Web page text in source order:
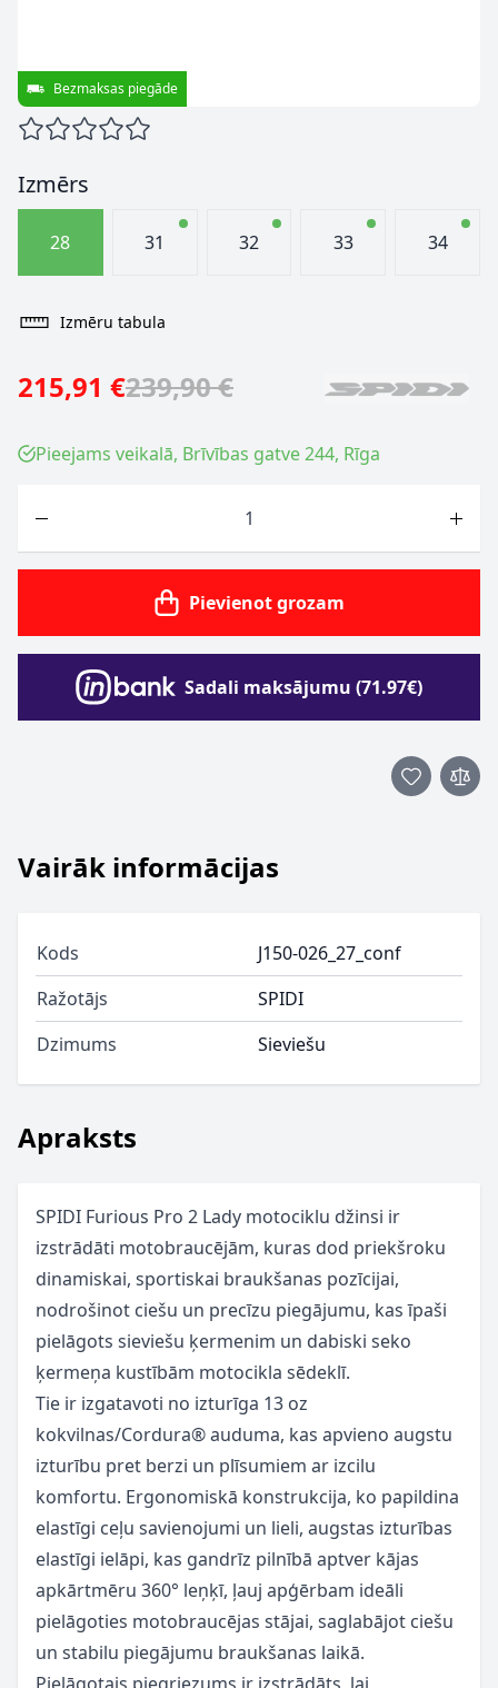
Bezmaksas piegāde
Izmērs
28 31 32 33 34
Izmēru tabula
215,91 €239,90 €
Pieejams veikalā, Brīvības gatve 244, Rīga
Pievienot grozam
Sadali maksājumu (71.97€)
Apraksts
SPIDI Furious Pro 2 Lady motociklu džinsi ir
izstrādāti motobraucējām, kuras dod priekšroku
dinamiskai, sportiskai braukšanas pozīcijai,
nodrošinot ciešu un precīzu piegājumu, kas īpaši
pielāgots sieviešu ķermenim un dabiski seko
ķermeņa kustībām motocikla sēdeklī.
Tie ir izgatavoti no izturīga 13 oz
kokvilnas/Cordura® auduma, kas apvieno augstu
izturību pret berzi un plīsumiem ar izcilu
komfortu. Ergonomiskā konstrukcija, ko papildina
elastīgi ceļu savienojumi un lieli, augstas izturības
elastīgi ielāpi, kas gandrīz pilnībā aptver kājas
apkārtmēru 360° leņķī, ļauj apģērbam ideāli
pielāgoties motobraucējas stājai, saglabājot ciešu
un stabilu piegājumu braukšanas laikā.
Vairāk informācijas
Kods
J150-026_27_conf
Ražotājs
SPIDI
Dzimums
Sieviešu